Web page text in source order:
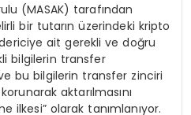
(MASAK) tarafından
bir tutarın üzerindeki kripto
ait gerekli ve doğru
bilgilerin transfer
bu bilgilerin transfer zinciri
aktarılmasını
ilkesi” olarak tanımlanıyor.